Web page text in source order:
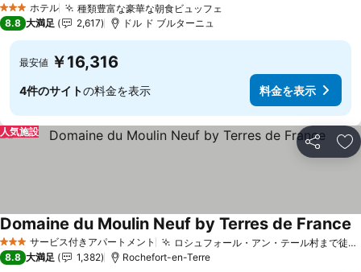
3 ホテルのランク
ホテル 種類豊富な豪華な朝食ビュッフェ
8.8 大満足 2,617 ドル ド ブルターニュ
最安値 ￥16,316
4件のサイトの料金を表示 料金を表示
シェア お
人気施設
3 ホテルのランク
サービス付きアパートメント ロシュフォール・アン・テール村まで徒歩圏内
Domaine du Moulin Neuf by Terres de France
8.8 大満足 1,382 Rochefort-en-Terre